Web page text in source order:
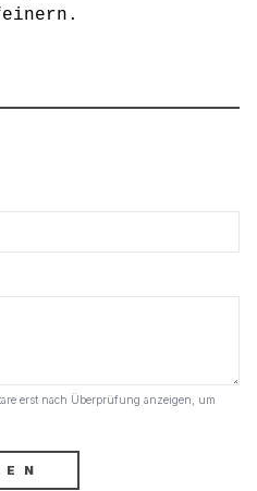
erst nach Überprüfung anzeigen, um